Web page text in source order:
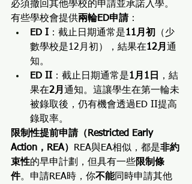
必須撤回其他學校的申請並承諾入學。
有些學校會提供兩輪ED申請：
ED I ：截止日期通常是11月初
（少
數學校是12月初），結果在12月 通
知。
ED II ：截止日期通常是1月1日
，結
果在2月 通知。這讓學生在第一輪未
被錄取後，仍有機會透過ED II提高
錄取率。
限制性提前申請（Restricted Early
Action，REA）
REA與EA相似，都是非約
束性的早申計劃，但具有一些限制條
件。申請REA時，你不能同時申請其他